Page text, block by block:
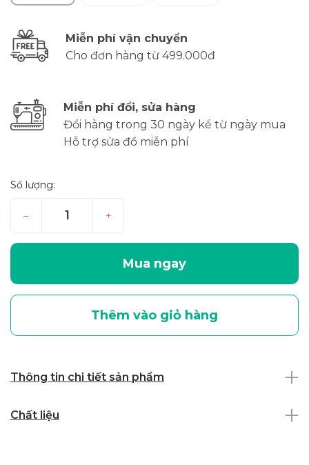
Miễn phí vận chuyển
Cho đơn hàng từ 499.000đ
Miễn phí đổi, sửa hàng
Đổi hàng trong 30 ngày kể từ ngày mua
Hỗ trợ sửa đồ miễn phí
Số lượng:
– +
Mua ngay
Thêm vào giỏ hàng
Thông tin chi tiết sản phẩm
Chất liệu